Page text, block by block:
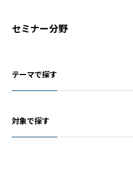
セミナー分野
テーマで探す
対象で探す